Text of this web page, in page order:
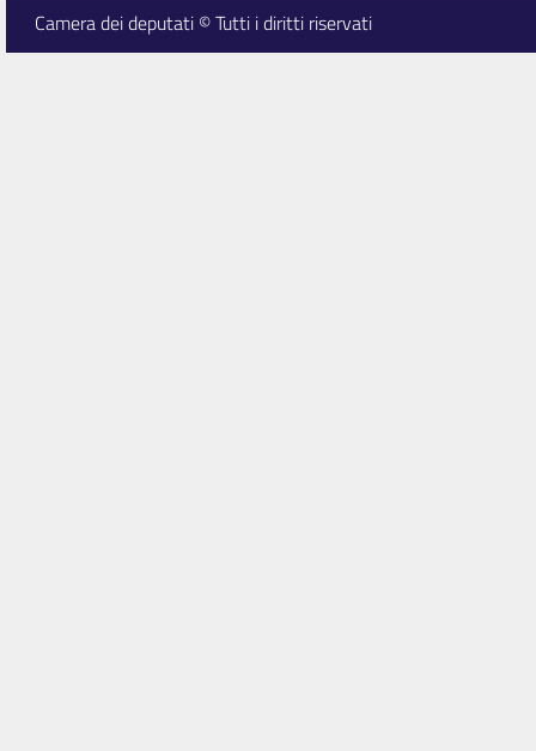
Camera dei deputati © Tutti i diritti riservati